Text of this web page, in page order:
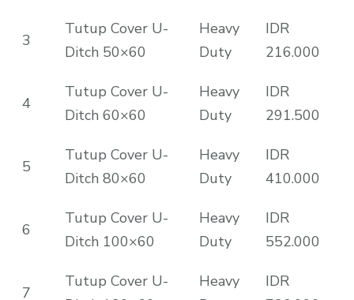
3
Tutup Cover U-
Ditch 50×60
Heavy
Duty
IDR
216.000
4
Tutup Cover U-
Ditch 60×60
Heavy
Duty
IDR
291.500
5
Tutup Cover U-
Ditch 80×60
Heavy
Duty
IDR
410.000
6
Tutup Cover U-
Ditch 100×60
Heavy
Duty
IDR
552.000
7
Tutup Cover U-
Heavy
IDR